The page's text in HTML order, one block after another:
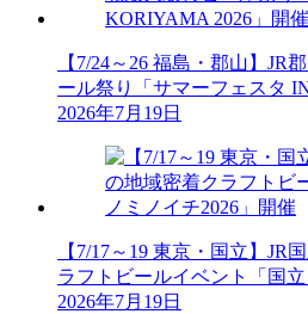
【7/24～26 福島・郡山】JR
ール祭り「サマーフェスタ
2026年7月19日
【7/17～19 東京・国立】JR
ラフトビールイベント「国
2026年7月19日